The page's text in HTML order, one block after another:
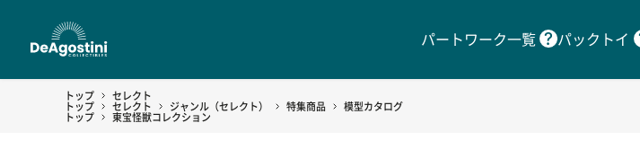
パートワーク一覧 パックトイ
トップ セレクト
トップ セレクト ジャンル（セレクト） 特集商品 模型カタログ
トップ 東宝怪獣コレクション